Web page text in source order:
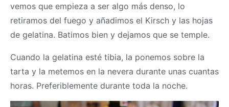
vemos que empieza a ser algo más denso, lo
retiramos del fuego y añadimos el Kirsch y las hojas
de gelatina. Batimos bien y dejamos que se temple.
Cuando la gelatina esté tibia, la ponemos sobre la
tarta y la metemos en la nevera durante unas cuantas
horas. Preferiblemente durante toda la noche.